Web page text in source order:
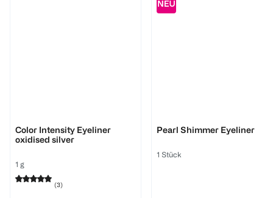
Color Intensity Eyeliner
oxidised silver
1 g
(3)
Pearl Shimmer Eyeliner
1 Stück